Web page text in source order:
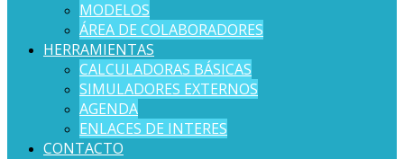
MODELOS
ÁREA DE COLABORADORES
HERRAMIENTAS
CALCULADORAS BÁSICAS
SIMULADORES EXTERNOS
AGENDA
ENLACES DE INTERES
CONTACTO